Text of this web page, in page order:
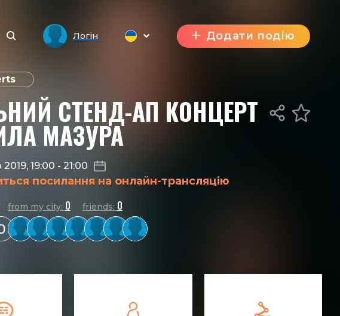
Логін Додати подію
СТЕНД-АП КОНЦЕРТ
МАЗУРА
19:00 - 21:00
посилання на онлайн-трансляцію
from my city: 0 friends: 0